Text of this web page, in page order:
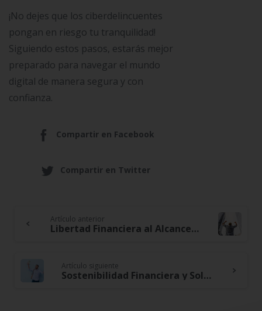
¡No dejes que los ciberdelincuentes
pongan en riesgo tu tranquilidad!
Siguiendo estos pasos, estarás mejor
preparado para navegar el mundo
digital de manera segura y con
confianza.
Compartir en Facebook
Compartir en Twitter
Continue
Artículo anterior
Libertad Financiera al Alcance: Aprende a Tomar Decisiones Financieras Inteligentes
Artículo siguiente
Sostenibilidad Financiera y Solvencia: El Binomio Ganador para tu Futuro Financiero